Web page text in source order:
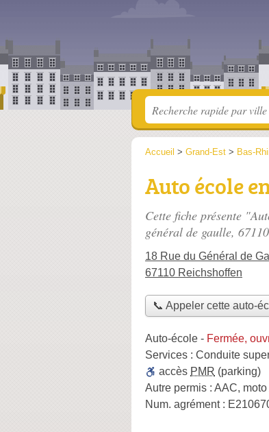
Accueil > Grand-Est > Bas-
Auto école
Cette fiche présente
général de gaulle,
18 Rue du Général de
67110 Reichshoffen
📞 Appeler cette auto-
Auto-école - Fermée,
Services : Conduite
accès PMR (parking)
Autre permis : AAC, moto
Num. agrément :